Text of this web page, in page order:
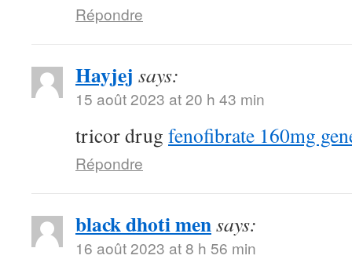
Répondre
Hayjej says:
15 août 2023 at 20 h 43 min
tricor drug fenofibrate 160mg
Répondre
black dhoti mensays:
16 août 2023 at 8 h 56 min